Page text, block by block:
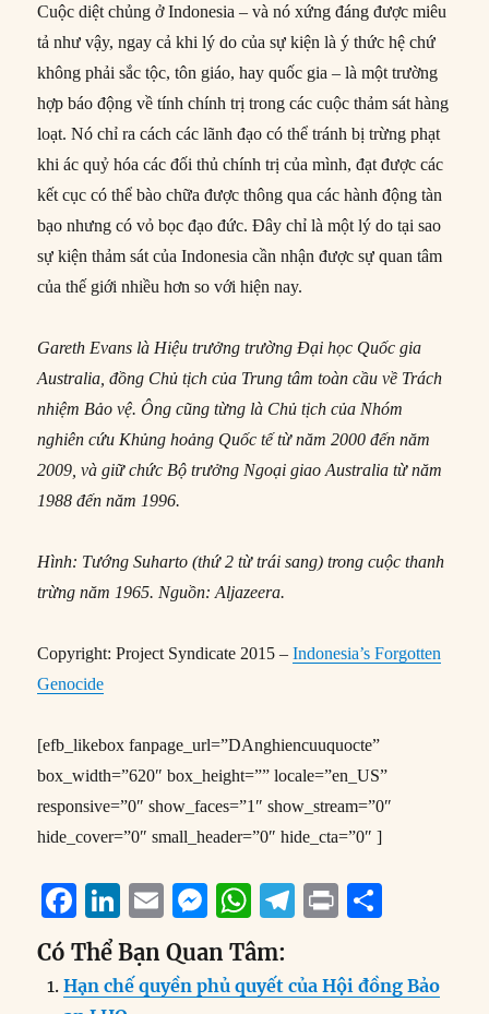
Cuộc diệt chủng ở Indonesia – và nó xứng đáng được miêu
tả như vậy, ngay cả khi lý do của sự kiện là ý thức hệ chứ
không phải sắc tộc, tôn giáo, hay quốc gia – là một trường
hợp báo động về tính chính trị trong các cuộc thảm sát hàng
loạt. Nó chỉ ra cách các lãnh đạo có thể tránh bị trừng phạt
khi ác quỷ hóa các đối thủ chính trị của mình, đạt được các
kết cục có thể bào chữa được thông qua các hành động tàn
bạo nhưng có vỏ bọc đạo đức. Đây chỉ là một lý do tại sao
sự kiện thảm sát của Indonesia cần nhận được sự quan tâm
của thế giới nhiều hơn so với hiện nay.
Gareth Evans là Hiệu trưởng trường Đại học Quốc gia
Australia, đồng Chủ tịch của Trung tâm toàn cầu về Trách
nhiệm Bảo vệ. Ông cũng từng là Chủ tịch của Nhóm
nghiên cứu Khủng hoảng Quốc tế từ năm 2000 đến năm
2009, và giữ chức Bộ trưởng Ngoại giao Australia từ năm
1988 đến năm 1996.
Hình: Tướng Suharto (thứ 2 từ trái sang) trong cuộc thanh
trừng năm 1965. Nguồn: Aljazeera.
Copyright: Project Syndicate 2015 –Indonesia’s Forgotten
Genocide
[efb_likebox fanpage_url=”DAnghiencuuquocte”
box_width=”620″ box_height=”” locale=”en_US”
responsive=”0″ show_faces=”1″ show_stream=”0″
hide_cover=”0″ small_header=”0″ hide_cta=”0″ ]
F
a
c
e
Li
n
k
e
E
m
ai
l
M
ss
e
W
h
at
s
T
e
g
P
n
t
re
Có Thể Bạn Quan Tâm:
Hạn chế quyền phủ quyết của Hội đồng Bảo